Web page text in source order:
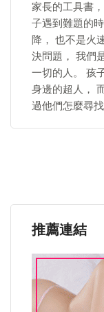
家長的工具書
子遇到難題的
降， 也不是火
決問題， 我們
一切的人。 孩
身邊的超人，
過他們怎麼尋找
推薦連結